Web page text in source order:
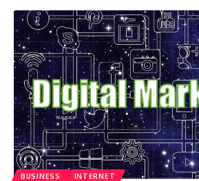
BUSINESS INTERNET